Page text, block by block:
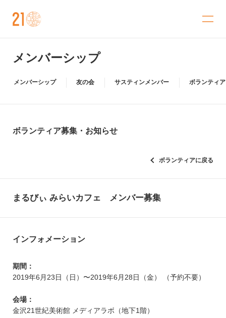
メンバーシップ
メンバーシップ 友の会 サスティンメンバー ボランティア
ボランティア募集・お知らせ
ボランティアに戻る
まるびぃ みらいカフェ メンバー募集
インフォメーション
期間：
2019年6月23日（日）〜2019年6月28日（金） （予約不要）
会場：
金沢21世紀美術館 メディアラボ（地下1階）